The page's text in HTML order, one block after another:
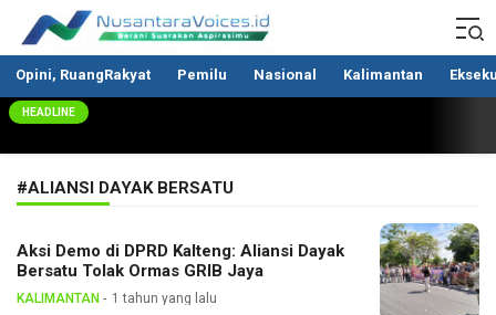
Nusantaravoices.id
Berani Suarakan Aspirasimu
Opini, RuangRakyat Pemilu Nasional Kalimantan
HEADLINE
#ALIANSI DAYAK BERSATU
Aksi Demo di DPRD Kalteng: Aliansi Dayak
Bersatu Tolak Ormas GRIB Jaya
KALIMANTAN 1 tahun yang lalu